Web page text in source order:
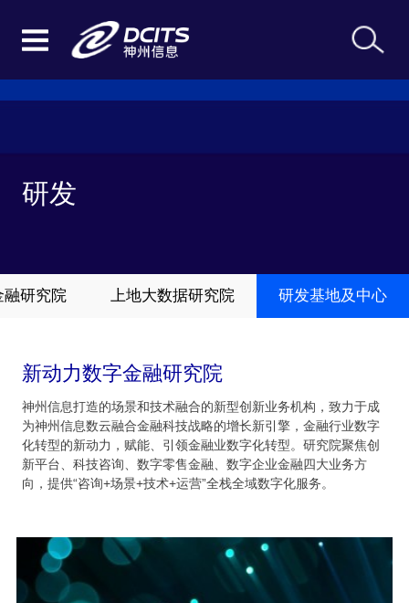
研发
融研究院 上地大数据研究院 研发基地及中心
新动力数字金融研究院
神州信息打造的场景和技术融合的新型创新业务机构，致力于成
为神州信息数云融合金融科技战略的增长新引擎，金融行业数字
化转型的新动力，赋能、引领金融业数字化转型。研究院聚焦创
新平台、科技咨询、数字零售金融、数字企业金融四大业务方
向，提供“咨询+场景+技术+运营”全栈全域数字化服务。